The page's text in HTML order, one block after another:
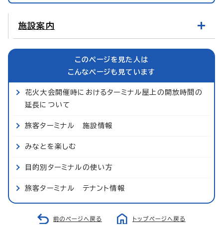
施設案内
このページを見た人は
こんなページも見ています
花火大会開催時におけるターミナル屋上の開放時間の
延長について
旅客ターミナル 施設情報
みなとを楽しむ
目的別ターミナルの使い方
旅客ターミナル テナント情報
前のページへ戻る トップページへ戻る